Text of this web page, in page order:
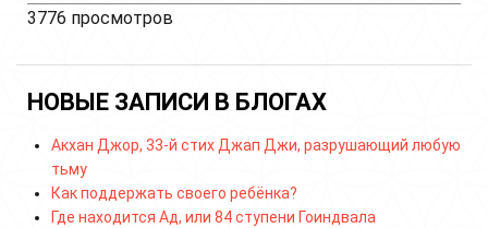
3776 просмотров
НОВЫЕ ЗАПИСИ В БЛОГАХ
Акхан Джор, 33-й стих Джап Джи, разрушающий любую
тьму
Как поддержать своего ребёнка?
Где находится Ад, или 84 ступени Гоиндвала